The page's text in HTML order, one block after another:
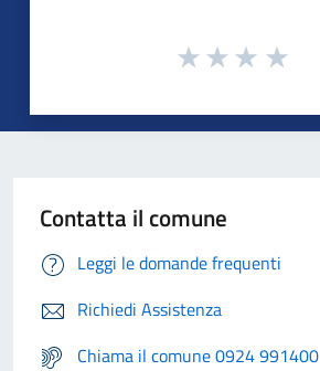
Contatta il comune
Leggi le domande frequenti
Richiedi Assistenza
Chiama il comune 0924 991400